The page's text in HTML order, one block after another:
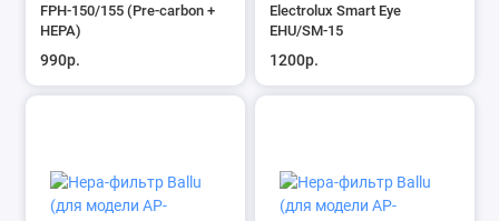
FРH-150/155 (Pre-carbon +
HEPA)
990р.
Electrolux Smart Eye
EHU/SM-15
1200р.